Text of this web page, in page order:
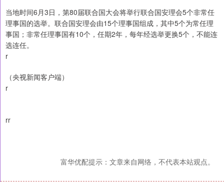
当地时间6月3日，第80届联合国大会将举行联合国安理会5个非常任
理事国的选举。联合国安理会由15个理事国组成，其中5个为常任理
事国；非常任理事国有10个，任期2年，每年经选举更换5个，不能连
选连任。
r
（央视新闻客户端）
r
rr
富华优配提示：文章来自网络，不代表本站观点。